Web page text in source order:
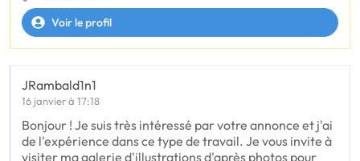
Voir le profil
JRambald1n1
16 janvier à 17:18
Bonjour ! Je suis très intéressé par votre annonce et j'ai
de l'expérience dans ce type de travail. Je vous invite à
visiter ma galerie d'illustrations d'après photos pour